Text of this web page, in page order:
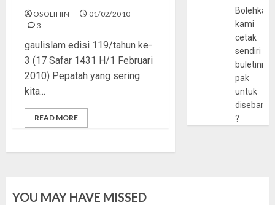
OSOLIHIN
01/02/2010
3
gaulislam edisi 119/tahun ke-
3 (17 Safar 1431 H/1 Februari
2010) Pepatah yang sering
kita...
READ MORE
Bolehkah
kami
cetak
sendiri
pak
untuk
?
YOU MAY HAVE MISSED